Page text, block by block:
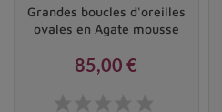
Grandes boucles d'oreilles
ovales en Agate mousse
85,00 €